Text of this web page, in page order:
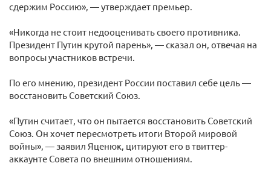
сдержим Россию», — утверждает премьер.
«Никогда не стоит недооценивать своего противника.
Президент Путин крутой парень», — сказал он, отвечая на
вопросы участников встречи.
По его мнению, президент России поставил себе цель —
восстановить Советский Союз.
«Путин считает, что он пытается восстановить Советский
Союз. Он хочет пересмотреть итоги Второй мировой
войны», — заявил Яценюк, цитируют его в твиттер-
аккаунте Совета по внешним отношениям.